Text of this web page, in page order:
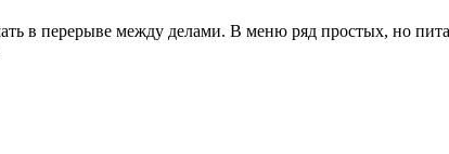
в перерыве между делами. В меню ряд простых, но